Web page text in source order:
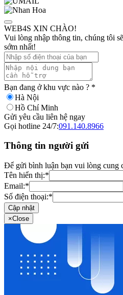
WEB4S XIN CHÀO!
Vui lòng nhập thông tin, chúng tôi
sớm nhất!
Bạn đang ở khu vực nào ? *
Hà Nội
Hồ Chí Minh
Gửi yêu cầu liên hệ ngay
Gọi hotline 24/7:091.140.8966
Thông tin người gửi
Để gửi bình luận bạn vui lòng cung
Tên hiển thị:*
Email:*
Số điện thoại:*
Cập nhật
×Close